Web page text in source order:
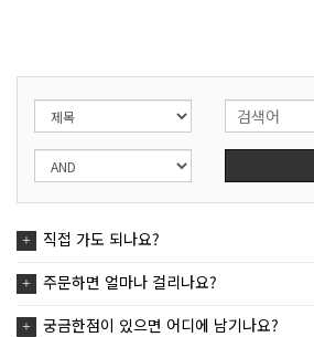
직접 가도 되나요?
주문하면 얼마나 걸리나요?
궁금한점이 있으면 어디에 남기나요?